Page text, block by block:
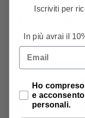
Brother
Brother XT 27 –
Iscriviti per
In più avrai il
Email
Privacy Policy
Ho
e
personali.